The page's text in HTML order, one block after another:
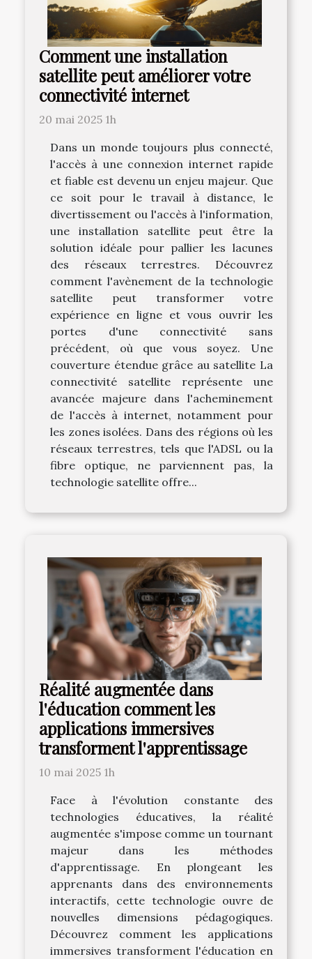
Comment une installation
satellite peut améliorer votre
connectivité internet
20 mai 2025 1h
Dans un monde toujours plus connecté,
l'accès à une connexion internet rapide
et fiable est devenu un enjeu majeur. Que
ce soit pour le travail à distance, le
divertissement ou l'accès à l'information,
une installation satellite peut être la
solution idéale pour pallier les lacunes
des réseaux terrestres. Découvrez
comment l'avènement de la technologie
satellite peut transformer votre
expérience en ligne et vous ouvrir les
portes d'une connectivité sans
précédent, où que vous soyez. Une
couverture étendue grâce au satellite La
connectivité satellite représente une
avancée majeure dans l'acheminement
de l'accès à internet, notamment pour
les zones isolées. Dans des régions où les
réseaux terrestres, tels que l'ADSL ou la
fibre optique, ne parviennent pas, la
technologie satellite offre...
Réalité augmentée dans
l'éducation comment les
applications immersives
transforment l'apprentissage
10 mai 2025 1h
Face à l'évolution constante des
technologies éducatives, la réalité
augmentée s'impose comme un tournant
majeur dans les méthodes
d'apprentissage. En plongeant les
apprenants dans des environnements
interactifs, cette technologie ouvre de
nouvelles dimensions pédagogiques.
Découvrez comment les applications
immersives transforment l'éducation en